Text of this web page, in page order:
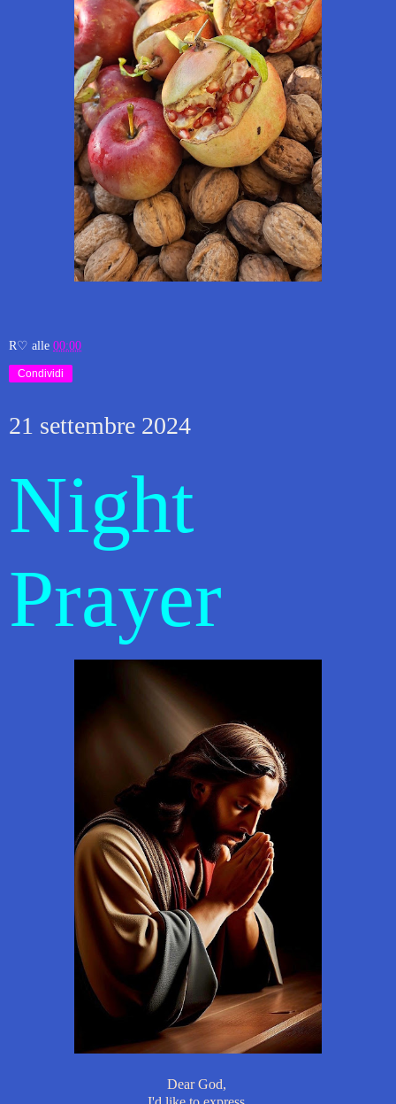
R♡ alle 00:00
Condividi
21 settembre 2024
Night
Prayer
Dear God,